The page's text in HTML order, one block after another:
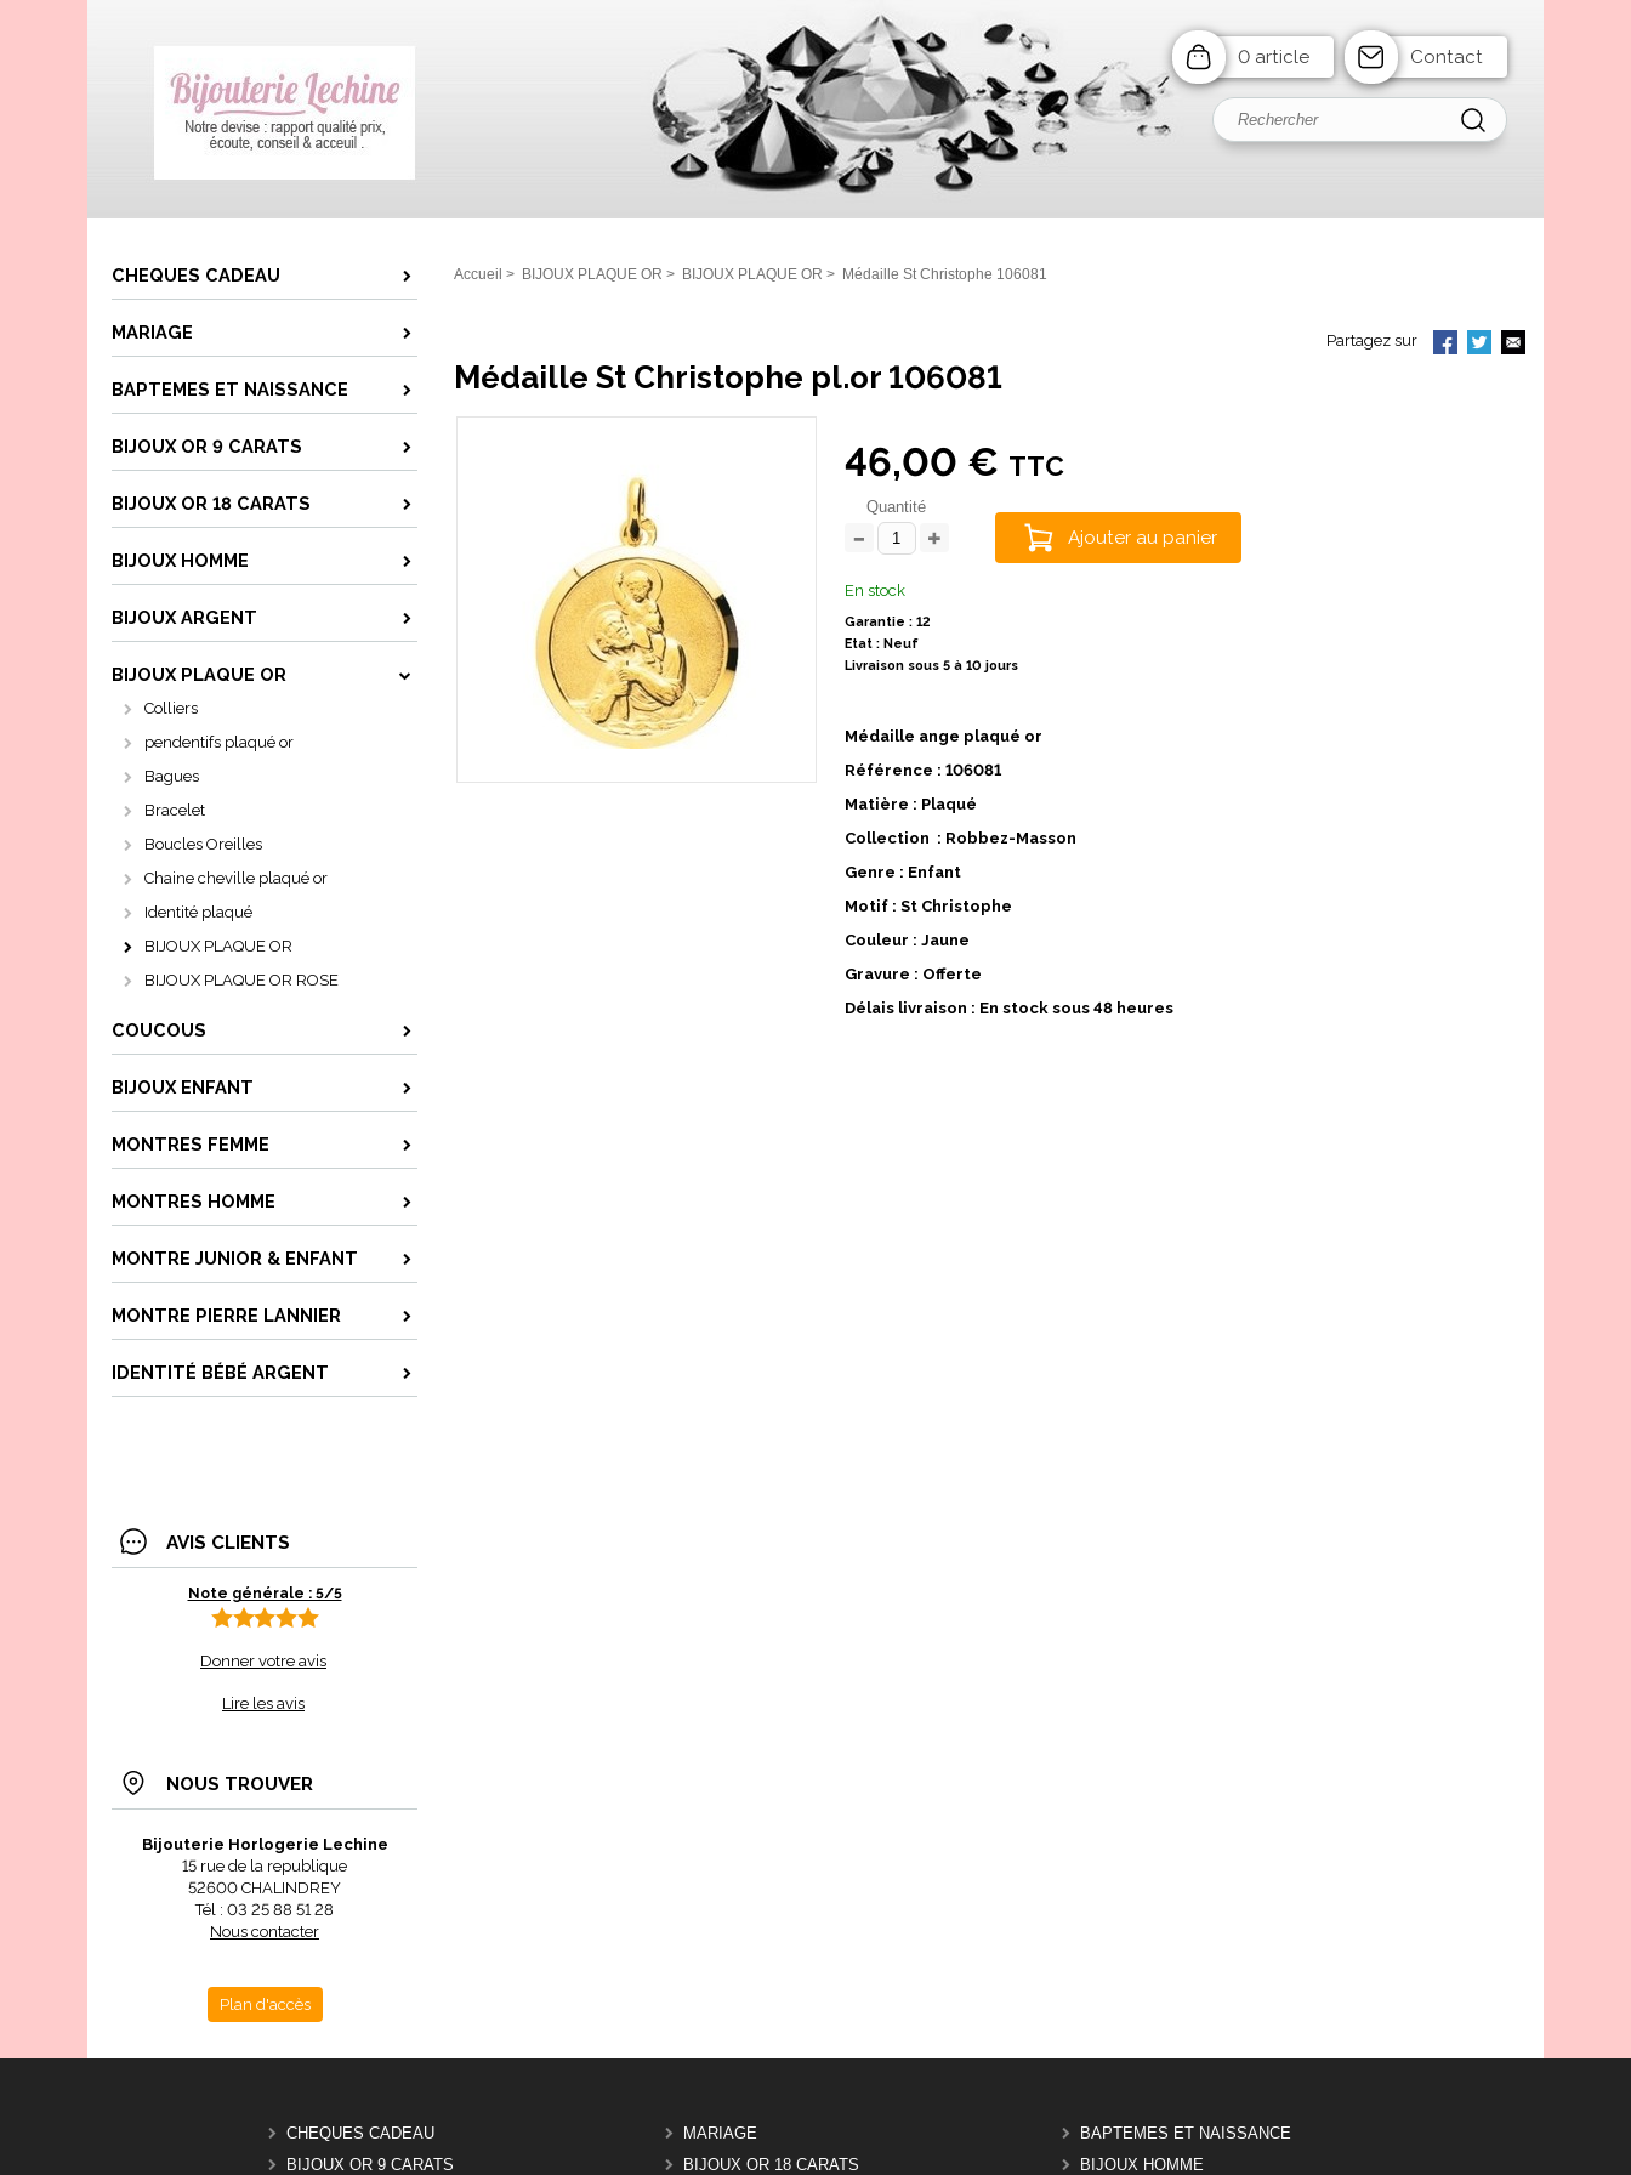
0 article Contact
CHEQUES CADEAU
MARIAGE
BAPTEMES ET NAISSANCE
BIJOUX OR 9 CARATS
BIJOUX OR 18 CARATS
BIJOUX HOMME
BIJOUX ARGENT
BIJOUX PLAQUE OR
Colliers
pendentifs plaqué or
Bagues
Bracelet
Boucles Oreilles
Chaine cheville plaqué or
Identité plaqué
BIJOUX PLAQUE OR
BIJOUX PLAQUE OR ROSE
COUCOUS
BIJOUX ENFANT
MONTRES FEMME
MONTRES HOMME
MONTRE JUNIOR & ENFANT
MONTRE PIERRE LANNIER
IDENTITÉ BÉBÉ ARGENT
AVIS CLIENTS
Note générale : 5/5
Donner votre avis
Lire les avis
NOUS TROUVER
Bijouterie Horlogerie Lechine
15 rue de la republique
52600 CHALINDREY
Tél : 03 25 88 51 28
Nous contacter
Plan d'accès
Accueil > BIJOUX PLAQUE OR > BIJOUX PLAQUE OR > Médaille St Christophe 106081
Partagez sur
Médaille St Christophe pl.or 106081
46,00 € TTC
Quantité
Ajouter au panier
En stock
Garantie : 12
Etat : Neuf
Livraison sous 5 à 10 jours
Médaille ange plaqué or
Référence : 106081
Matière : Plaqué
Collection : Robbez-Masson
Genre : Enfant
Motif : St Christophe
Couleur : Jaune
Gravure : Offerte
Délais livraison : En stock sous 48 heures
CHEQUES CADEAU MARIAGE
BAPTEMES ET NAISSANCE
BIJOUX OR 9 CARATS
BIJOUX OR 18 CARATS BIJOUX HOMME